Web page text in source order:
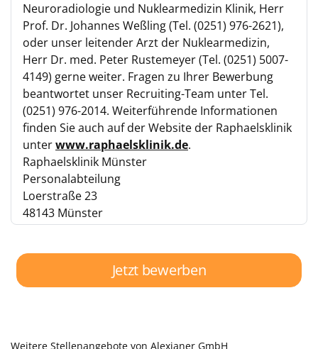
Neuroradiologie und Nuklearmedizin Klinik, Herr
Prof. Dr. Johannes Weßling (Tel. (0251) 976-2621),
oder unser leitender Arzt der Nuklearmedizin,
Herr Dr. med. Peter Rustemeyer (Tel. (0251) 5007-
4149) gerne weiter. Fragen zu Ihrer Bewerbung
beantwortet unser Recruiting-Team unter Tel.
(0251) 976-2014. Weiterführende Informationen
finden Sie auch auf der Website der Raphaelsklinik
unterwww.raphaelsklinik.de.
Raphaelsklinik Münster
Personalabteilung
Loerstraße 23
48143 Münster
Jetzt bewerben
Weitere Stellenangebote von Alexianer GmbH